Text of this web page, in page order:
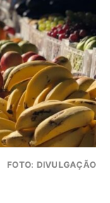
FOTO: DIVULGAÇÃO